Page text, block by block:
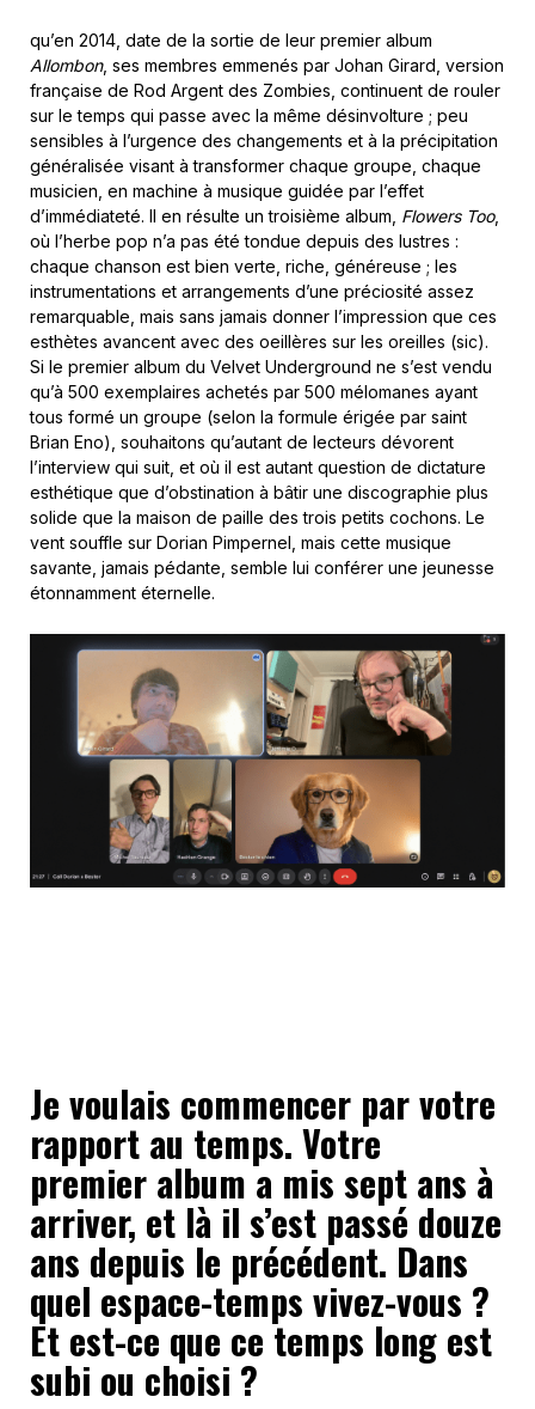
qu’en 2014, date de la sortie de leur premier album
Allombon, ses membres emmenés par Johan Girard, version
française de Rod Argent des Zombies, continuent de rouler
sur le temps qui passe avec la même désinvolture ; peu
sensibles à l’urgence des changements et à la précipitation
généralisée visant à transformer chaque groupe, chaque
musicien, en machine à musique guidée par l’effet
d’immédiateté. Il en résulte un troisième album, Flowers Too,
où l’herbe pop n’a pas été tondue depuis des lustres :
chaque chanson est bien verte, riche, généreuse ; les
instrumentations et arrangements d’une préciosité assez
remarquable, mais sans jamais donner l’impression que ces
esthètes avancent avec des oeillères sur les oreilles (sic).
Si le premier album du Velvet Underground ne s’est vendu
qu’à 500 exemplaires achetés par 500 mélomanes ayant
tous formé un groupe (selon la formule érigée par saint
Brian Eno), souhaitons qu’autant de lecteurs dévorent
l’interview qui suit, et où il est autant question de dictature
esthétique que d’obstination à bâtir une discographie plus
solide que la maison de paille des trois petits cochons. Le
vent souffle sur Dorian Pimpernel, mais cette musique
savante, jamais pédante, semble lui conférer une jeunesse
étonnamment éternelle.
Je voulais commencer par votre
rapport au temps. Votre
premier album a mis sept ans à
arriver, et là il s’est passé douze
ans depuis le précédent. Dans
quel espace-temps vivez-vous ?
Et est-ce que ce temps long est
subi ou choisi ?